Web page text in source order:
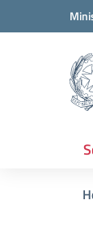
Vai ai contenuti
Vai al menu di